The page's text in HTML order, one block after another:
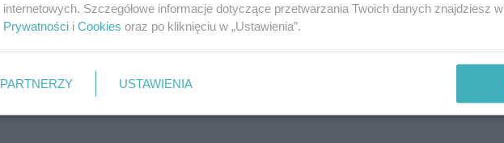
internetowych. Szczegółowe informacje dotyczące przetwarzania Twoich danych znajdziesz w
Prywatności i Cookies oraz po kliknięciu w „Ustawienia”.
PARTNERZY USTAWIENIA